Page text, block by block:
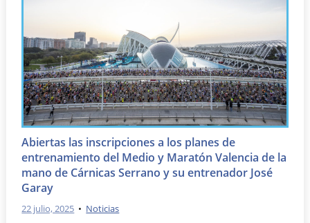
Abiertas las inscripciones a los planes de
entrenamiento del Medio y Maratón Valencia de la
mano de Cárnicas Serrano y su entrenador José
Garay
22 julio, 2025 • Noticias